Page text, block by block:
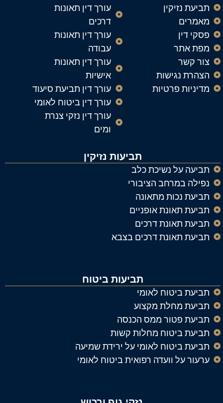
תביעת נזיקין
מאמרים
פסקי דין
מפת אתר
צור קשר
הצהרת נגישות
מדיניות פרטיות
עורך דין תאונות
דרכים
עורך דין תאונות
עבודה
עורך דין תאונות
אישיות
עורך דין תביעת סיעוד
עורך דין ביטוח לאומי
עורך דין נזקי צנרת
ומים
תביעות נזיקין
תביעה על נשיכת כלב
נפילה במרחב הציבורי
תביעת נכות מתאונה
תביעת תאונת אופניים
תביעת תאונת דרכים
תביעת תאונת דרכים בצבא
תביעות ביטוח
תביעת ביטוח לאומי
תביעת מחלת מקצוע
תביעת פטור ממס הכנסה
תביעת ביטוח מחלות קשות
תביעת ביטוח לאומי על ירידת שמיעה
ערעור על וועדה רפואית ביטוח לאומי